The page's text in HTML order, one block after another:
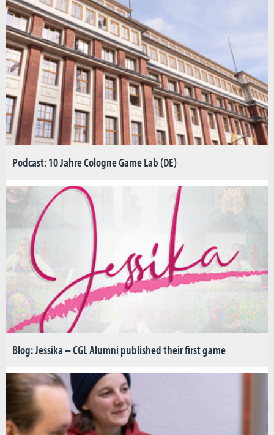
Podcast: 10 Jahre Cologne Game Lab (DE)
Blog: Jessika – CGL Alumni published their first game